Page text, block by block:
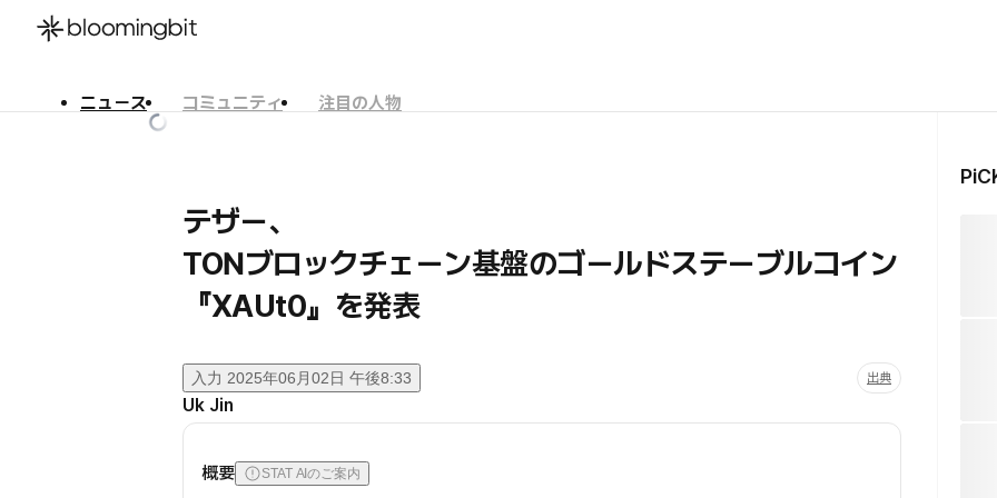
ニュース コミュニティ
注目の人物
テザー、
TONブロックチェーン基盤のゴールドステーブルコイン
『XAUt0』を発表
入力 2025年06月02日 午後8:33 出典
Uk Jin
概要 STAT AIのご案内